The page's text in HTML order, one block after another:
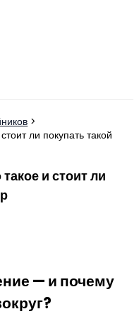
ли покупать такой
и стоит ли
— и почему